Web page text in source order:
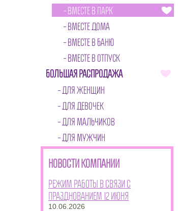
ВМЕСТЕ В ПАРК
ВМЕСТЕ ДОМА
ВМЕСТЕ В БАНЮ
ВМЕСТЕ В ОТПУСК
БОЛЬШАЯ РАСПРОДАЖА
ДЛЯ ЖЕНЩИН
ДЛЯ ДЕВОЧЕК
ДЛЯ МАЛЬЧИКОВ
ДЛЯ МУЖЧИН
НОВОСТИ КОМПАНИИ
Режим работы в связи с
празднованием 12 июня
10.06.2026